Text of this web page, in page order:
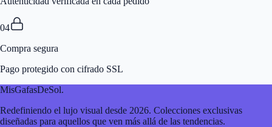
04
Compra segura
Pago protegido con cifrado SSL
MisGafasDeSol.
Redefiniendo el lujo visual desde 2026. Colecciones exclusivas
diseñadas para aquellos que ven más allá de las tendencias.